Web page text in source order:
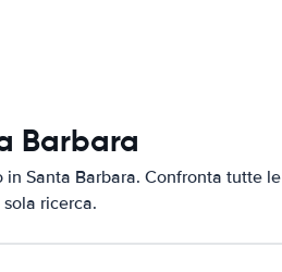
Barbara
Santa Barbara. Confronta tutte le
ricerca.